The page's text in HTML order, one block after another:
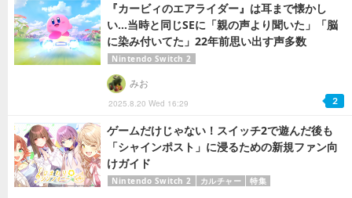
『カービィのエアライダー』は耳まで懐かし
い…当時と同じSEに「親の声より聞いた」「脳
に染み付いてた」22年前思い出す声多数
Nintendo Switch 2
2025.8.20 Wed 16:29
みお
2
ゲームだけじゃない！スイッチ2で遊んだ後も
「シャインポスト」に浸るための新規ファン向
けガイド
Nintendo Switch 2 カルチャー 特集